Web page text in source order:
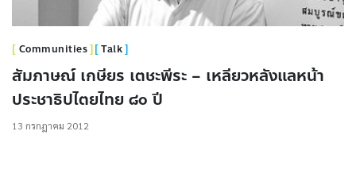
Communities Talk
สัมภาษณ์ เกษียร เตชะพีระ – เหลียวหลังแลหน้า
ประชาธิปไตยไทย ๘๐ ปี
13 กรกฎาคม 2012